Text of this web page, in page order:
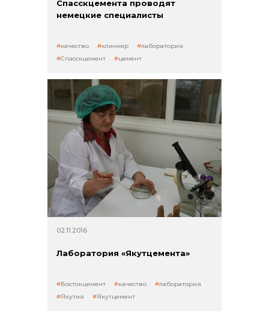
Спасскцемента проводят
немецкие специалисты
качество клинкер
лаборатория
Спасскцемент
цемент
02.11.2016
Лаборатория «Якутцемента»
Востокцемент качество
лаборатория
Якутия
Якутцемент